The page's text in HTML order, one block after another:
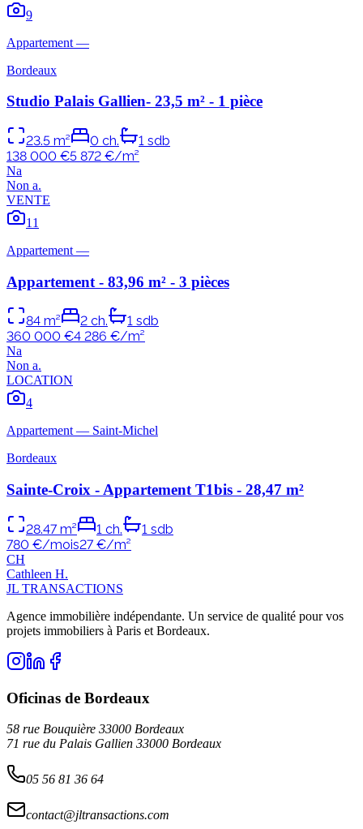
9
Appartement —
Bordeaux
Studio Palais Gallien- 23,5 m² - 1 pièce
23.5 m² 0 ch. 1 sdb
138 000 €5 872 €/m²
Na
Non a.
VENTE
11
Appartement —
Appartement - 83,96 m² - 3 pièces
84 m² 2 ch. 1 sdb
360 000 €4 286 €/m²
Na
Non a.
LOCATION
4
Appartement— Saint-Michel
Bordeaux
Sainte-Croix - Appartement T1bis - 28,47 m²
28.47m² 1 ch. 1 sdb
780 €/mois27€/m²
CH
Cathleen H.
JL TRANSACTIONS
Agence immobilière indépendante. Un service de qualité pour vos
projets immobiliers à Paris et Bordeaux.
Oficinas de Bordeaux
58 rue Bouquière 33000 Bordeaux
71 rue du Palais Gallien 33000 Bordeaux
05 56 81 36 64
contact@jltransactions.com